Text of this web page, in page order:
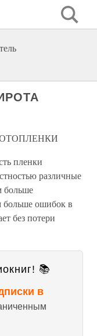
пленки
различные
больше
больше ошибок в
без потери
📚
в